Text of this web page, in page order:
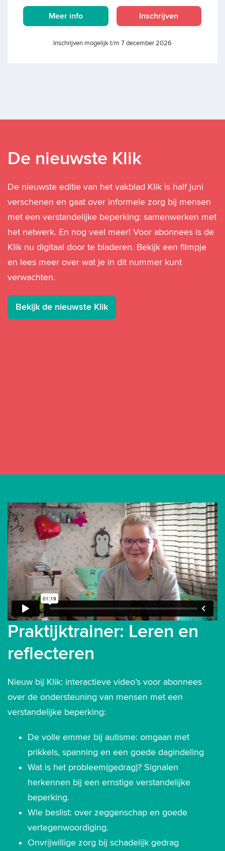
Meer info Inschrijven
Inschrijven mogelijk t/m 7 december 2026
De nieuwste Klik
De nieuwste editie van het vakblad Klik is half juni
verschenen en gaat over informele zorg bij mensen
met een verstandelijke beperking: samenwerken met
het netwerk. En nog veel meer! Voor abonnees is de
Klik nu digitaal door te bladeren. Bekijk een filmpje
en lees meer over wat je in dit nummer kunt
verwachten.
Bekijk de nieuwste Klik
Praktijktrainer: Leren en
reflecteren
Nieuw bij Klik: interactieve video’s voor abonnees
over de ondersteuning van mensen met een
verstandelijke beperking:
De volle emmer bij autisme: omgaan met
prikkels, spanning en een goede dagindeling
Wat is het probleem(gedrag)? Signalen
herkennen bij een ernstige verstandelijke
beperking.
Wie beslist: over zeggenschap en goede
vertegenwoordiging.
Onvrijwillige zorg bij schadelijk gedrag